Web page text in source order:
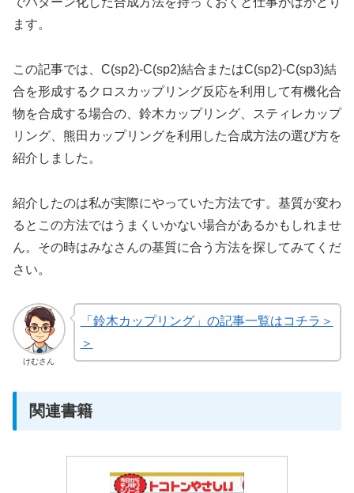
ます。
この記事では、C(sp2)-C(sp2)結合またはC(sp2)-C(sp3)結
合を形成するクロスカップリング反応を利用して有機化合
物を合成する場合の、鈴木カップリング、スティレカップ
リング、熊田カップリングを利用した合成方法の選び方を
紹介しました。
紹介したのは私が実際にやっていた方法です。基質が変わ
るとこの方法ではうまくいかない場合があるかもしれませ
ん。その時はみなさんの基質に合う方法を探してみてくだ
さい。
けむさん
「鈴木カップリング」の記事一覧はコチラ＞
＞
関連書籍